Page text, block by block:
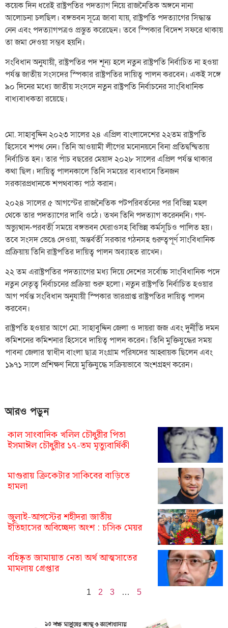
কয়েক দিন ধরেই রাষ্ট্রপতির পদত্যাগ নিয়ে রাজনৈতিক অঙ্গনে নানা
আলোচনা চলছিল। বঙ্গভবন সূত্রে জাবা যায়, রাষ্ট্রপতি পদত্যাগের সিদ্ধান্ত
নেন এবং পদত্যাগপত্রও প্রস্তুত করেছেন। তবে স্পিকার বিদেশ সফরে থাকায়
তা জমা দেওয়া সম্ভব হয়নি।
সংবিধান অনুযায়ী, রাষ্ট্রপতির পদ শূন্য হলে নতুন রাষ্ট্রপতি নির্বাচিত না হওয়া
পর্যন্ত জাতীয় সংসদের স্পিকার রাষ্ট্রপতির দায়িত্ব পালন করবেন। একই সঙ্গে
৯০ দিনের মধ্যে জাতীয় সংসদে নতুন রাষ্ট্রপতি নির্বাচনের সাংবিধানিক
বাধ্যবাধকতা রয়েছে।
মো. সাহাবুদ্দিন ২০২৩ সালের ২৪ এপ্রিল বাংলাদেশের ২২তম রাষ্ট্রপতি
হিসেবে শপথ নেন। তিনি আওয়ামী লীগের মনোনয়নে বিনা প্রতিদ্বন্দ্বিতায়
নির্বাচিত হন। তার পাঁচ বছরের মেয়াদ ২০২৮ সালের এপ্রিল পর্যন্ত থাকার
কথা ছিল। দায়িত্ব পালনকালে তিনি সময়ের ব্যবধানে তিনজন
সরকারপ্রধানকে শপথবাক্য পাঠ করান।
২০২৪ সালের ৫ আগস্টের রাজনৈতিক পটপরিবর্তনের পর বিভিন্ন মহল
থেকে তার পদত্যাগের দাবি ওঠে। তখন তিনি পদত্যাগ করেনননি। গণ-
অভ্যুত্থান-পরবর্তী সময়ে বঙ্গভবন ঘেরাওসহ বিভিন্ন কর্মসূচিও পালিত হয়।
তবে সংসদ ভেঙে দেওয়া, অন্তর্বর্তী সরকার গঠনসহ গুরুত্বপূর্ণ সাংবিধানিক
প্রক্রিয়ায় তিনি রাষ্ট্রপতির দায়িত্ব পালন অব্যাহত রাখেন।
২২ তম এরাষ্ট্রপতির পদত্যাগের মধ্য দিয়ে দেশের সর্বোচ্চ সাংবিধানিক পদে
নতুন নেতৃত্ব নির্বাচনের প্রক্রিয়া শুরু হলো। নতুন রাষ্ট্রপতি নির্বাচিত হওয়ার
আগ পর্যন্ত সংবিধান অনুযায়ী স্পিকার ভারপ্রাপ্ত রাষ্ট্রপতির দায়িত্ব পালন
করবেন।
রাষ্ট্রপতি হওয়ার আগে মো. সাহাবুদ্দিন জেলা ও দায়রা জজ এবং দুর্নীতি দমন
কমিশনের কমিশনার হিসেবে দায়িত্ব পালন করেন। তিনি মুক্তিযুদ্ধের সময়
পাবনা জেলার স্বাধীন বাংলা ছাত্র সংগ্রাম পরিষদের আহ্বায়ক ছিলেন এবং
১৯৭১ সালে প্রশিক্ষণ নিয়ে মুক্তিযুদ্ধে সক্রিয়ভাবে অংশগ্রহণ করেন।
আরও পড়ুন
কাল সাংবাদিক খলিল চৌধুরীর পিতা
ইসমাঈল চৌধুরীর ১৭-তম মৃত্যুবার্ষিকী
মাগুরায় ক্রিকেটার সাকিবের বাড়িতে
হামলা
জুলাই-আগস্টের শহীদরা জাতীয়
ইতিহাসের অবিচ্ছেদ্য অংশ : চসিক মেয়র
বহিষ্কৃত জামায়াত নেতা অর্থ আত্মসাতের
মামলায় গ্রেপ্তার
1 2 3 … 5